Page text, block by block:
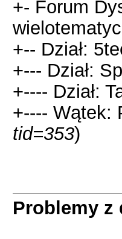
+- Forum
+-- Dział:
+--- Dział:
+---- Dział:
+---- Wątek:
tid=353)
Problemy z